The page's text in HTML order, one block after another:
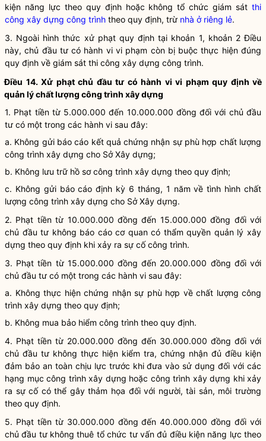
kiện năng lực theo quy định hoặc không tổ chức giám sát thi
công xây dựng công trình theo quy định, trừ nhà ở riêng lẻ.
3. Ngoài hình thức xử phạt quy định tại khoản 1, khoản 2 Điều
này, chủ đầu tư có hành vi vi phạm còn bị buộc thực hiện đúng
quy định về giám sát thi công xây dựng công trình.
Điều 14. Xử phạt chủ đầu tư có hành vi vi phạm quy định về
quản lý chất lượng công trình xây dựng
1. Phạt tiền từ 5.000.000 đến 10.000.000 đồng đối với chủ đầu
tư có một trong các hành vi sau đây:
a. Không gửi báo cáo kết quả chứng nhận sự phù hợp chất lượng
công trình xây dựng cho Sở Xây dựng;
b. Không lưu trữ hồ sơcông trình xây dựng theo quy định;
c. Không gửi báo cáo định kỳ 6 tháng, 1 năm về tình hình chất
lượng công trình xây dựng cho Sở Xây dựng.
2. Phạt tiền từ 10.000.000 đồng đến 15.000.000 đồng đối với
chủ đầu tư không báo cáo cơ quan có thẩmquyền quản lý xây
dựng theo quy định khi xảy ra sự cố công trình.
3. Phạt tiền từ 15.000.000 đồng đến 20.000.000 đồng đối với
chủ đầu tư có một trong các hành vi sau đây:
a. Không thực hiện chứng nhận sự phù hợp về chất lượng công
trình xây dựng theo quy định;
b. Không mua bảo hiểm công trình theo quy định.
4. Phạt tiền từ 20.000.000 đồng đến 30.000.000 đồng đối với
chủ đầu tư không thực hiện kiểm tra, chứng nhận đủ điều kiện
đảm bảo an toàn chịu lực trước khi đưa vào sử dụng đối với các
hạng mục công trình xây dựng hoặc công trình xây dựng khi xảy
ra sự cố có thể gây thảm họa đối với người, tài sản, môi trường
theo quy định.
5. Phạt tiền từ 30.000.000 đồng đến 40.000.000 đồng đối với
chủ đầu tư không thuê tổ chức tư vấn đủ điều kiện năng lực theo